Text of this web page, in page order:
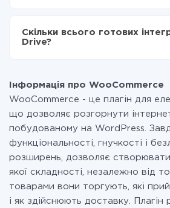
Ви оплачуєте лише кількість
передаються з однієї вашої
при необхідності. Детальніше про
Скільки всього готових
Drive?
Інформація про WooCommerce
WooCommerce - це плагін для
що дозволяє розгорнути
побудованому на WordPress.
функціональності, гнучкості і
розширень, дозволяє
якої складності, незалежно від
товарами вони торгують, які
і як здійснюють доставку.